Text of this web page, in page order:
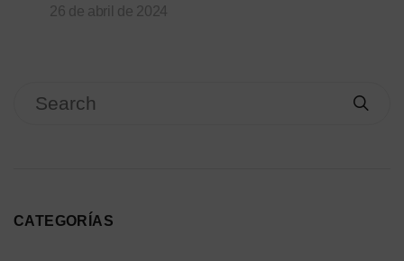
26 de abril de 2024
CATEGORÍAS